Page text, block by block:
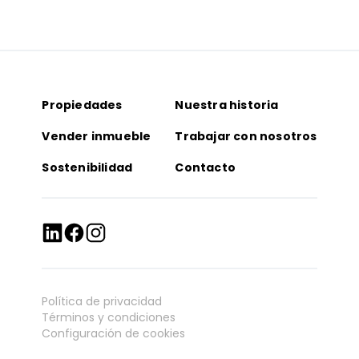
Propiedades
Nuestra historia
Vender inmueble
Trabajar con nosotros
Sostenibilidad
Contacto
Política de privacidad
Términos y condiciones
Configuración de cookies